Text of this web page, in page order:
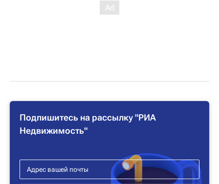
Подпишитесь на рассылку "РИА
Недвижимость"